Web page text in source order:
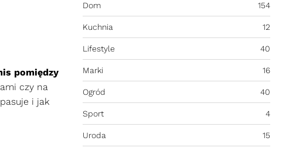
pomiędzy
czy na
i jak
Dom 154
Kuchnia 12
Lifestyle 40
Marki 16
Ogród 40
Sport 4
Uroda 15